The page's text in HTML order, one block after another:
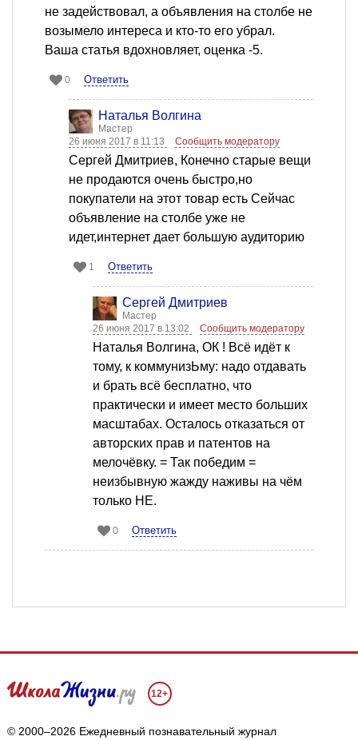
не задействовал, а объявления на столбе не
возымело интереса и кто-то его убрал.
Ваша статья вдохновляет, оценка -5.
0 Ответить
Наталья Волгина
Мастер
26 июня 2017 в 11:13
Сообщить модератору
Сергей Дмитриев, Конечно старые вещи
не продаются очень быстро,но
покупатели на этот товар есть Сейчас
объявление на столбе уже не
идет,интернет дает большую аудиторию
1 Ответить
Сергей Дмитриев
Мастер
26 июня 2017 в 13:02
Сообщить модератору
Наталья Волгина, ОК ! Всё идёт к
тому, к коммунизЬму: надо отдавать
и брать всё бесплатно, что
практически и имеет место больших
масштабах. Осталось отказаться от
авторских прав и патентов на
мелочёвку. = Так победим =
неизбывную жажду наживы на чём
только НЕ.
0 Ответить
12+
© 2000–2026 Ежедневный познавательный журнал